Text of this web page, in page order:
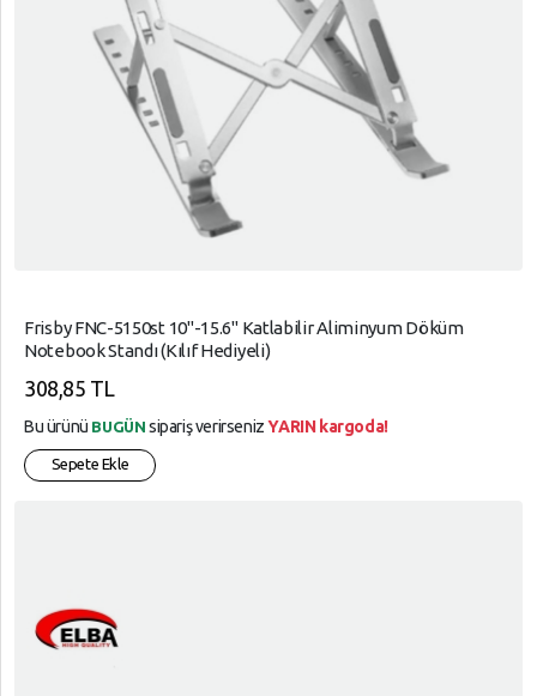
Frisby FNC-5150st 10"-15.6" Katlabilir Aliminyum Döküm
Notebook Standı (Kılıf Hediyeli)
308,85 TL
Bu ürünü BUGÜN sipariş verirsenizYARIN kargoda!
Sepete Ekle